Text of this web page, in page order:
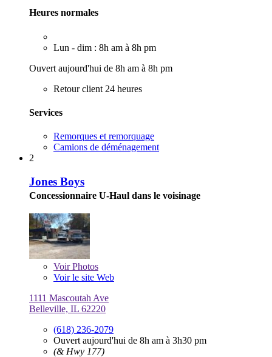
Heures normales
Lun - dim : 8h am à 8h pm
Ouvert aujourd'hui de 8h am à 8h pm
Retour client 24 heures
Services
Remorques et remorquage
Camions de déménagement
2
Jones Boys
Concessionnaire U-Haul dans le voisinage
VoirPhotos
Voir le site Web
1111 Mascoutah Ave
Belleville, IL 62220
(618) 236-2079
Ouvert aujourd'hui de 8h am à 3h30 pm
(& Hwy 177)